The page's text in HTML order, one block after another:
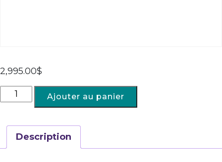
2,995.00$
Ajouter au panier
Description